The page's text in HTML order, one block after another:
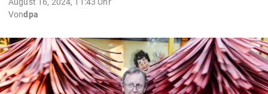
Vondpa